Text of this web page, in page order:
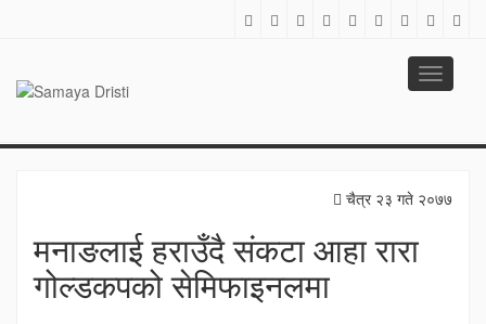
Toggle
चैत्र २३ गते २०७७
मनाङलाई हराउँदै संकटा आहा रारा
गोल्डकपको सेमिफाइनलमा